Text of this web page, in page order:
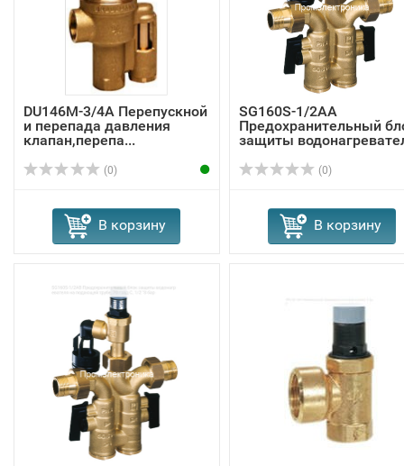
DU146M-3/4A Перепускной
и перепада давления
клапан,перепа...
(0)
В корзину
SG160S-1/2AA
Предохранительный
защиты
(0)
В корзину